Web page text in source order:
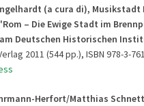
(a cura di),
– Die Ewige Stadt im
Deutschen Historischen
2011 (544 pp.), ISBN 978-3-
Herfort/Matthias